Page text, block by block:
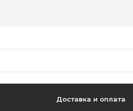
Доставка и оплата